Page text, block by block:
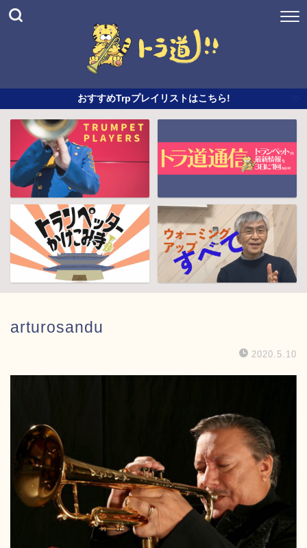
おすすめTrpプレイリストはこちら!
arturosandu
2020.5.10